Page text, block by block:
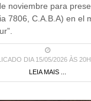
noviembre para
7806, C.A.B.A) en el
DIA 15/05/2026 ÀS
LEIA MAIS ...